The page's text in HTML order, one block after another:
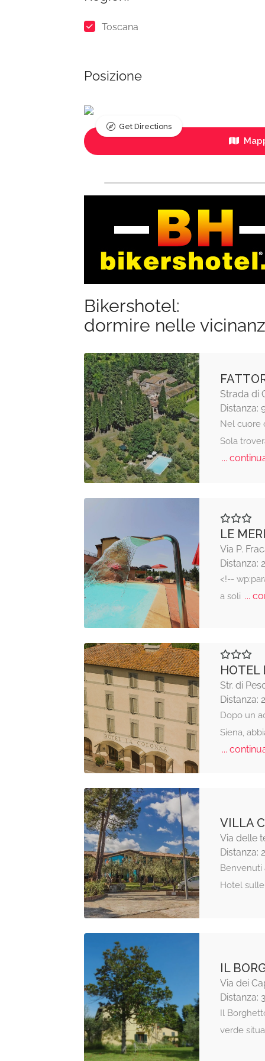
Toscana
Posizione
Get Directions
Bikershotel:
dormire nelle
Strada di
Distanza:
Nel cuore
Sola
...
LE
Via P.
Distanza:
<!--
a soli...
HOTEL
Str. di
Distanza:
Dopo un
Siena,
...
VILLA
Via delle
Distanza:
Benvenuti
Hotel
IL
Via dei
Distanza:
Il
verde